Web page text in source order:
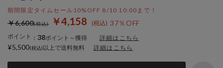
期間限定タイムセール10%OFF 8/10 10:00まで！
￥4,158 37％OFF
￥6,600
ポイント ： 38ポイント～獲得 詳細はこちら
¥5,500 以上で送料無料 詳細はこちら